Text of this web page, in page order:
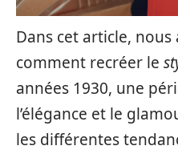
Dans cet article,
comment recréer le
années 1930, une
l’élégance et le
les différentes